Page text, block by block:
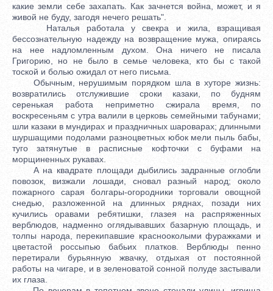
какие земли себе захапать. Как зачнется война, может, и я
живой не буду, загодя нечего решать".
Наталья работала у свекра и жила, взращивая
бессознательную надежду на возвращение мужа, опираясь
на нее надломленным духом. Она ничего не писала
Григорию, но не было в семье человека, кто бы с такой
тоской и болью ожидал от него письма.
Обычным, нерушимым порядком шла в хуторе жизнь:
возвратились отслужившие сроки казаки, по будням
серенькая работа неприметно сжирала время, по
воскресеньям с утра валили в церковь семейными табунами;
шли казаки в мундирах и праздничных шароварах; длинными
шуршащими подолами разноцветных юбок мели пыль бабы,
туго затянутые в расписные кофточки с буфами на
морщиненных рукавах.
А на квадрате площади дыбились задранные оглобли
повозок, визжали лошади, сновал разный народ; около
пожарного сарая болгары-огородники торговали овощной
снедью, разложенной на длинных ряднах, позади них
кучились оравами ребятишки, глазея на распряженных
верблюдов, надменно оглядывавших базарную площадь, и
толпы народа, перекипавшие краснооколыми фуражками и
цветастой россыпью бабьих платков. Верблюды пенно
перетирали бурьянную жвачку, отдыхая от постоянной
работы на чигаре, и в зеленоватой сонной полуде застывали
их глаза.